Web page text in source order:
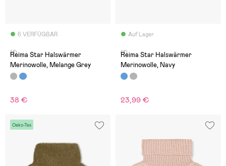
6 VERFÜGBAR
(1)
Reima Star Halswärmer
Merinowolle, Melange Grey
38 €
Auf Lager
(1)
Reima Star Halswärmer
Merinowolle, Navy
23,99 €
Oeko-Tex